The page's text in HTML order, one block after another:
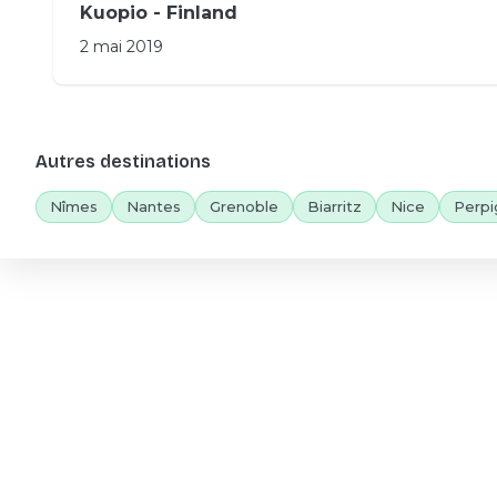
Kuopio - Finland
2 mai 2019
Autres destinations
Nîmes Nantes Grenoble Biarritz Nice